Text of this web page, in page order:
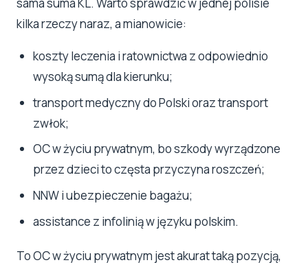
kilka rzeczy naraz, a mianowicie:
koszty leczenia i ratownictwa z odpowiednio
wysoką sumą dla kierunku;
transport medyczny do Polski oraz transport
zwłok;
OC w życiu prywatnym, bo szkody wyrządzone
przez dzieci to częsta przyczyna roszczeń;
NNW i ubezpieczenie bagażu;
assistance z infolinią w języku polskim.
To OC w życiu prywatnym jest akurat taką pozycją,